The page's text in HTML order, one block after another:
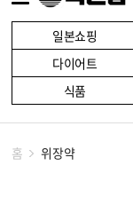
일본쇼핑
다이어트
식품
홈 위장약